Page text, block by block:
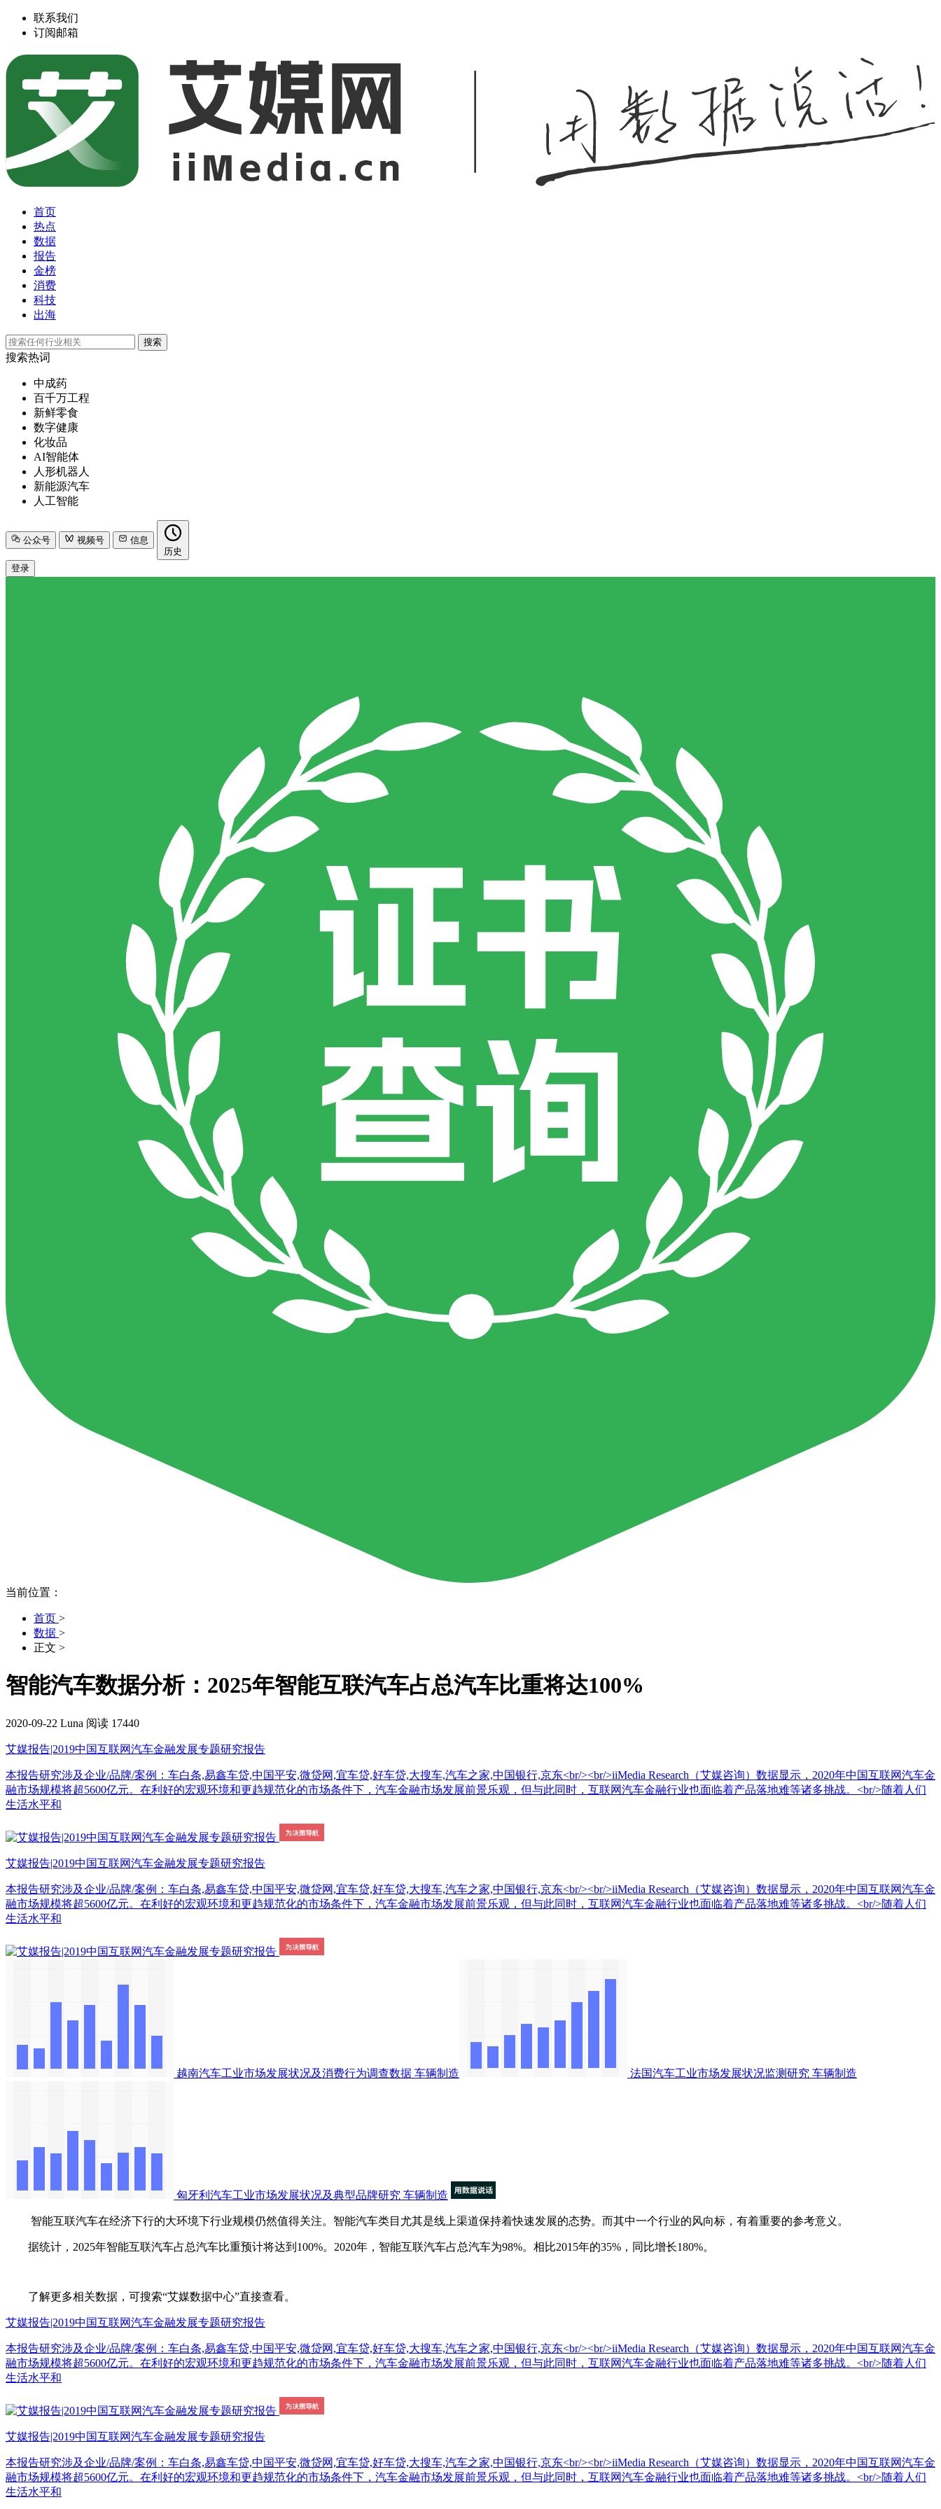
联系我们
订阅邮箱
首页
热点
数据
报告
金榜
消费
科技
出海
搜索
搜索热词
中成药
百千万工程
新鲜零食
数字健康
化妆品
AI智能体
人形机器人
新能源汽车
人工智能
公众号 视频号
信息
历史
登录
当前位置：
首页 >
数据 >
正文 >
智能汽车数据分析：2025年智能互联汽车占总汽车比重将达100%
2020-09-22 Luna 阅读 17440
艾媒报告|2019中国互联网汽车金融发展专题研究报告
本报告研究涉及企业/品牌/案例：车白条,易鑫车贷,中国平安,微贷网,宜车贷,好车贷,大搜车,汽车之家,中国银行,京东<br/><br/>iiMedia Research（艾媒咨询）数据显示，2020年中国互联网汽车金
融市场规模将超5600亿元。在利好的宏观环境和更趋规范化的市场条件下，汽车金融市场发展前景乐观，但与此同时，互联网汽车金融行业也面临着产品落地难等诸多挑战。<br/>随着人们
生活水平和
艾媒报告|2019中国互联网汽车金融发展专题研究报告
本报告研究涉及企业/品牌/案例：车白条,易鑫车贷,中国平安,微贷网,宜车贷,好车贷,大搜车,汽车之家,中国银行,京东<br/><br/>iiMedia Research（艾媒咨询）数据显示，2020年中国互联网汽车金
融市场规模将超5600亿元。在利好的宏观环境和更趋规范化的市场条件下，汽车金融市场发展前景乐观，但与此同时，互联网汽车金融行业也面临着产品落地难等诸多挑战。<br/>随着人们
生活水平和
越南汽车工业市场发展状况及消费行为调查数据 车辆制造 法国汽车工业市场发展状况监测研究 车辆制造
匈牙利汽车工业市场发展状况及典型品牌研究 车辆制造
智能互联汽车在经济下行的大环境下行业规模仍然值得关注。智能汽车类目尤其是线上渠道保持着快速发展的态势。而其中一个行业的风向标，有着重要的参考意义。
据统计，2025年智能互联汽车占总汽车比重预计将达到100%。2020年，智能互联汽车占总汽车为98%。相比2015年的35%，同比增长180%。
了解更多相关数据，可搜索“艾媒数据中心”直接查看。
艾媒报告|2019中国互联网汽车金融发展专题研究报告
本报告研究涉及企业/品牌/案例：车白条,易鑫车贷,中国平安,微贷网,宜车贷,好车贷,大搜车,汽车之家,中国银行,京东<br/><br/>iiMedia Research（艾媒咨询）数据显示，2020年中国互联网汽车金
融市场规模将超5600亿元。在利好的宏观环境和更趋规范化的市场条件下，汽车金融市场发展前景乐观，但与此同时，互联网汽车金融行业也面临着产品落地难等诸多挑战。<br/>随着人们
生活水平和
艾媒报告|2019中国互联网汽车金融发展专题研究报告
本报告研究涉及企业/品牌/案例：车白条,易鑫车贷,中国平安,微贷网,宜车贷,好车贷,大搜车,汽车之家,中国银行,京东<br/><br/>iiMedia Research（艾媒咨询）数据显示，2020年中国互联网汽车金
融市场规模将超5600亿元。在利好的宏观环境和更趋规范化的市场条件下，汽车金融市场发展前景乐观，但与此同时，互联网汽车金融行业也面临着产品落地难等诸多挑战。<br/>随着人们
生活水平和